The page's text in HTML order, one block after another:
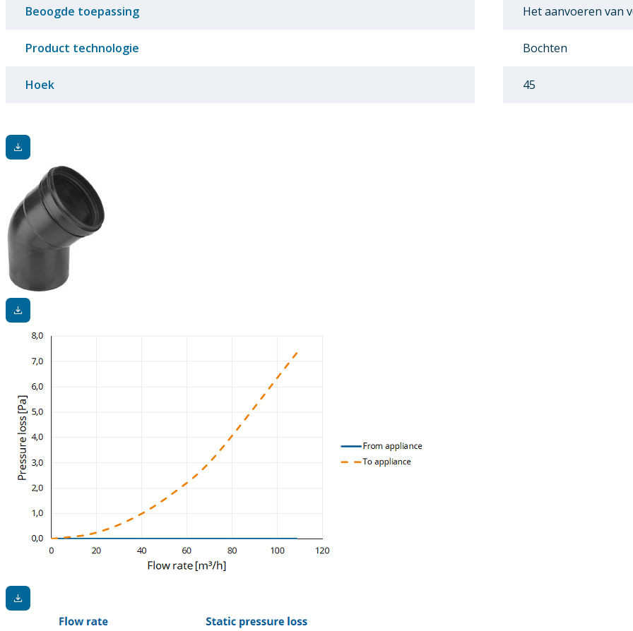
Beoogde toepassing Het aanvoeren van
Product technologie Bochten
Hoek 45